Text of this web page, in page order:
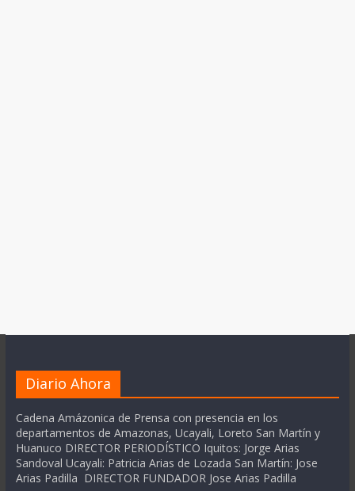
Diario Ahora
Cadena Amázonica de Prensa con presencia en los
departamentos de Amazonas, Ucayali, Loreto San Martín y
Huanuco DIRECTOR PERIODÍSTICO Iquitos: Jorge Arias
Sandoval Ucayali: Patricia Arias de Lozada San Martín: Jose
Arias Padilla DIRECTOR FUNDADOR Jose Arias Padilla